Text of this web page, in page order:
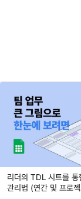
리더의 TDL 시트를
관리법 (연간 및 프로